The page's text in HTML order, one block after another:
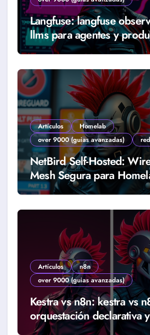
Langfuse: langfuse
llms para agentes y
real (Guía 2026)
Artículos
Homelab
over 9000 (guias avanzadas)
NetBird Self-Hosted:
Mesh Segura para
2026)
Artículos
n8n
over 9000 (guias avanzadas)
Kestra vs n8n: kestra vs
orquestación declarativa y
workflows reales (Guía